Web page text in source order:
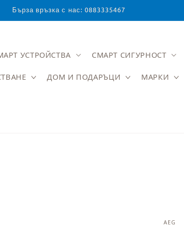
Бърза връзка с нас: 0883335467
УСТРОЙСТВА СМАРТ СИГУРНОСТ
ДОМ И ПОДАРЪЦИ МАРКИ
AEG